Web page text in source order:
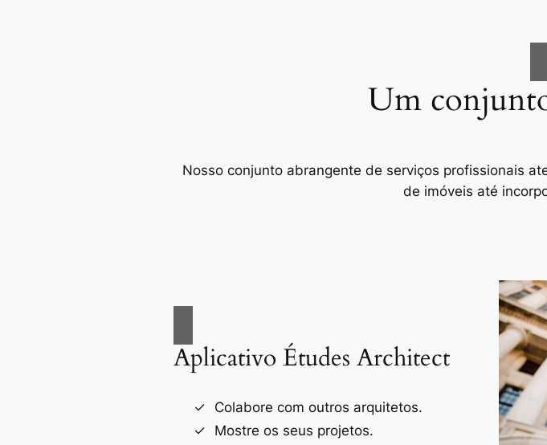
Um
Nosso conjunto abrangente de serviços profissionais
de imóveis até
Aplicativo Études Architect
Colabore com outros arquitetos.
Mostre os seus projetos.